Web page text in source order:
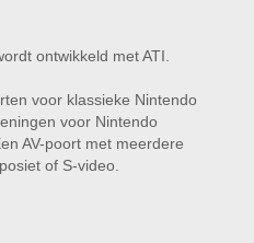
ontwikkeld met ATI.
voor klassieke Nintendo
voor Nintendo
AV-poort met meerdere
of S-video.